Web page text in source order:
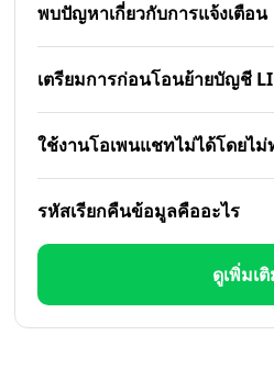
พบปัญหาเกี่ยวกับการแจ้งเตือน
เตรียมการก่อนโอนย้ายบัญชี
ใช้งานโอเพนแชทไม่ได้โดยไม่
รหัสเรียกคืนข้อมูลคืออะไร
ดูเพิ่มเ